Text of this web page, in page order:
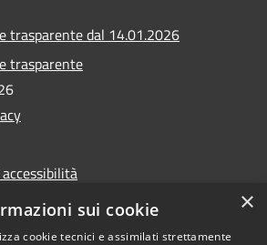
trasparente dal 14.01.2026
trasparente
×
sui cookie
cookie tecnici e assimilati strettamente